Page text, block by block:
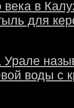
века в
для
Урале
воды с